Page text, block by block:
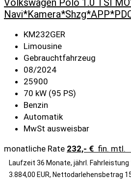
KM232GER
Limousine
Gebrauchtfahrzeug
08/2024
25900
70 kW (95 PS)
Benzin
Automatik
MwSt ausweisbar
monatliche Rate 232,- € fin. mtl.
Laufzeit 36 Monate, jährl. Fahrleistung
3.884,00 EUR, Nettodarlehensbetrag